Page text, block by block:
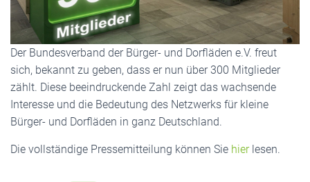
Der Bundesverband der Bürger- und Dorfläden e.V. freut
sich, bekannt zu geben, dass er nun über 300 Mitglieder
zählt. Diese beeindruckende Zahl zeigt das wachsende
Interesse und die Bedeutung des Netzwerks für kleine
Bürger- und Dorfläden in ganz Deutschland.
Die vollständige Pressemitteilung können Sie hier lesen.